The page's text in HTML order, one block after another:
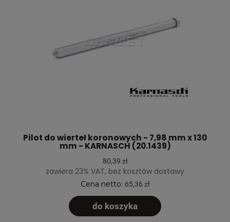
Pilot do wierteł koronowych - 7,98 mm x 130
mm - KARNASCH (20.1439)
80,39 zł
zawiera 23% VAT, bez kosztów dostawy
Cena netto: 65,36 zł
do koszyka